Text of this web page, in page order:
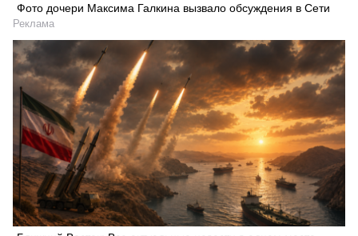
Фото дочери Максима Галкина вызвало обсуждения в Сети
Реклама